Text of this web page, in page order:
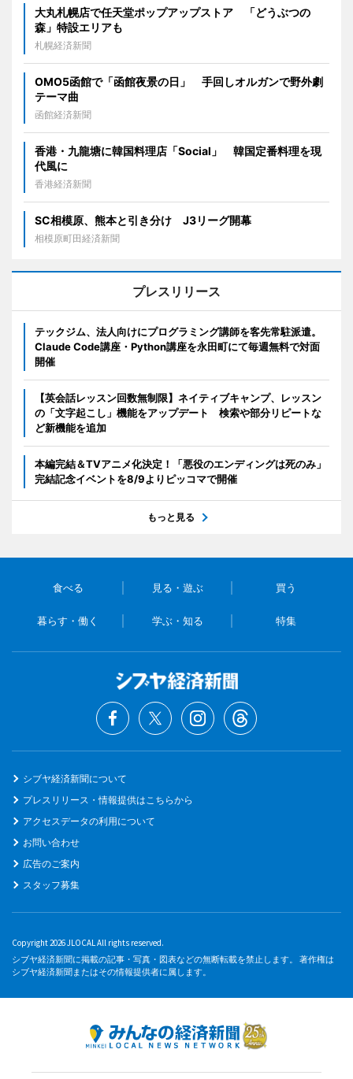
大丸札幌店で任天堂ポップアップストア 「どうぶつの
森」特設エリアも
札幌経済新聞
OMO5函館で「函館夜景の日」 手回しオルガンで野外劇
テーマ曲
函館経済新聞
香港・九龍塘に韓国料理店「Social」 韓国定番料理を現
代風に
香港経済新聞
SC相模原、熊本と引き分け J3リーグ開幕
相模原町田経済新聞
プレスリリース
テックジム、法人向けにプログラミング講師を客先常駐派遣。
Claude Code講座・Python講座を永田町にて毎週無料で対面
開催
【英会話レッスン回数無制限】ネイティブキャンプ、レッスン
の「文字起こし」機能をアップデート 検索や部分リピートな
ど新機能を追加
本編完結＆TVアニメ化決定！「悪役のエンディングは死のみ」
完結記念イベントを8/9よりピッコマで開催
もっと見る
食べる 見る・遊ぶ 買う
暮らす・働く 学ぶ・知る 特集
シブヤ経済新聞について
プレスリリース・情報提供はこちらから
アクセスデータの利用について
お問い合わせ
広告のご案内
スタッフ募集
Copyright 2026 JLOCAL All rights reserved.
シブヤ経済新聞に掲載の記事・写真・図表などの無断転載を禁止します。 著作権は
シブヤ経済新聞またはその情報提供者に属します。